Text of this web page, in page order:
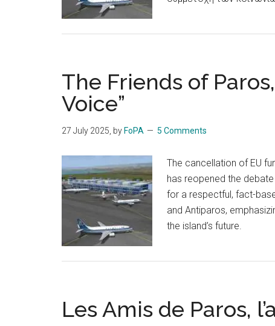
The Friends of
Voice”
27 July 2025 , by FoPA 5 Comments
The cancellation of EU
has reopened the
for a respectful, fact-
and Antiparos,
the island’s future.
Les Amis de Paros,